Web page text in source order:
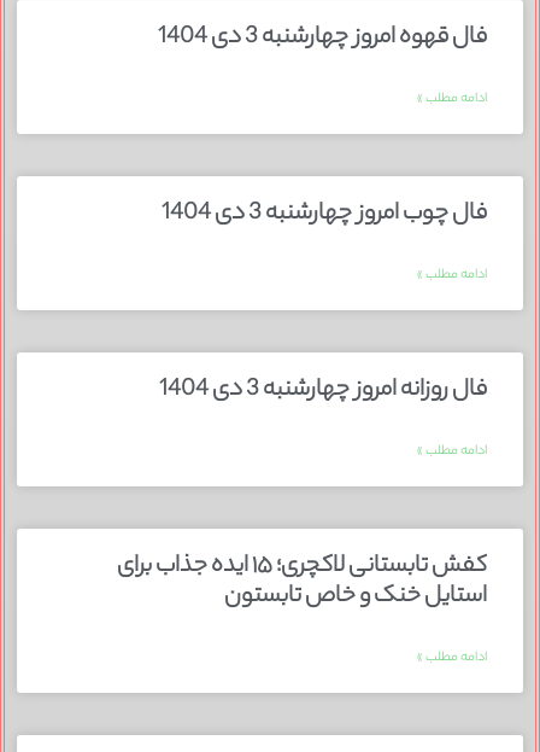
فال قهوه امروز چهارشنبه 3 دی 1404
ادامه مطلب »
فال چوب امروز چهارشنبه 3 دی 1404
ادامه مطلب »
فال روزانه امروز چهارشنبه 3 دی 1404
ادامه مطلب »
کفش تابستانی لاکچری؛ ۱۵ ایده‌ جذاب برای
استایل خنک و خاص تابستون
ادامه مطلب »